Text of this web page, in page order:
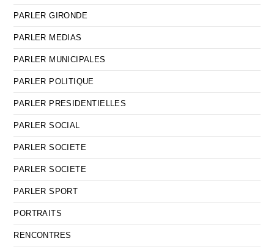
PARLER GIRONDE
PARLER MEDIAS
PARLER MUNICIPALES
PARLER POLITIQUE
PARLER PRESIDENTIELLES
PARLER SOCIAL
PARLER SOCIETE
PARLER SOCIETE
PARLER SPORT
PORTRAITS
RENCONTRES